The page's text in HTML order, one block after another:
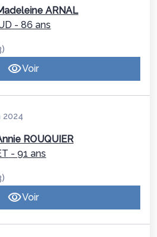
ARNAL
- 86 ans
Voir
2024
ROUQUIER
- 91 ans
Voir